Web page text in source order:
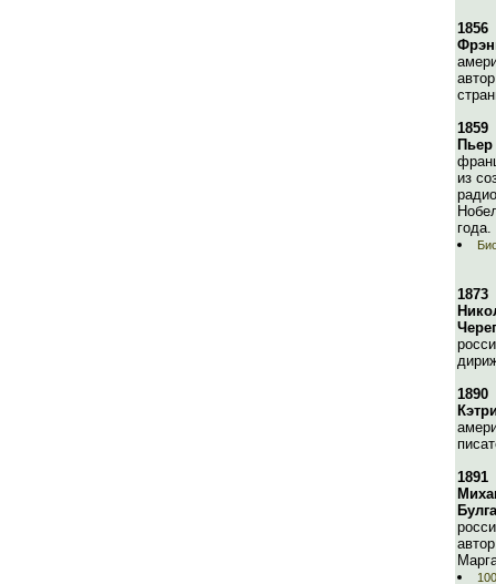
1856
1859
из
года.
1873
1890
1891